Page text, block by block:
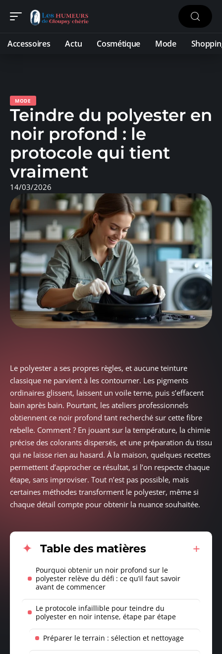
Accessoires Actu Cosmétique Mode
MODE
Teindre du polyester en
noir profond : le
protocole qui tient
vraiment
14/03/2026
Le polyester a ses propres règles, et aucune teinture
classique ne parvient à les contourner. Les pigments
ordinaires glissent, laissent un voile terne, puis s’effacent
bain après bain. Pourtant, les ateliers professionnels
obtiennent ce noir profond tant recherché sur cette fibre
rebelle. Comment ? En jouant sur la température, la chimie
précise des colorants dispersés, et une préparation du tissu
qui ne laisse rien au hasard. À la maison, quelques recettes
permettent d’approcher ce résultat, si l’on respecte chaque
étape, sans improviser. Tout n’est pas possible, mais
certaines méthodes transforment le polyester, même si
chaque détail compte pour obtenir la nuance souhaitée.
Table des matières
Pourquoi obtenir un noir profond sur le
polyester relève du défi : ce qu’il faut savoir
avant de commencer
Le protocole infaillible pour teindre du
polyester en noir intense, étape par étape
Préparer le terrain : sélection et nettoyage